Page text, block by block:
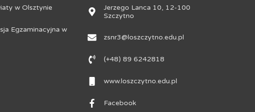
w Olsztynie
Egzaminacyjna w
Jerzego Lanca 10, 12-100
Szczytno
zsnr3@loszczytno.edu.pl
(+48) 89 6242818
www.loszczytno.edu.pl
Facebook